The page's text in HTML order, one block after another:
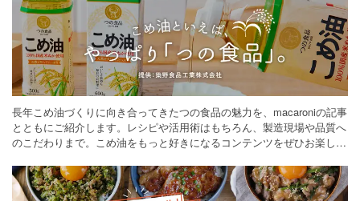
長年こめ油づくりに向き合ってきたつの食品の魅力を、macaroniの記事
とともにご紹介します。レシピや活用術はもちろん、製造現場や品質へ
のこだわりまで。こめ油をもっと好きになるコンテンツをぜひお楽しみ